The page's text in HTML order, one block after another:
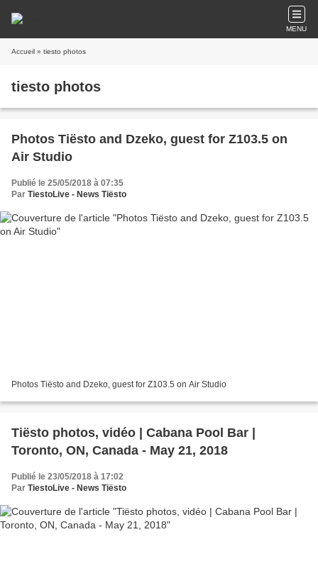
MENU
Accueil » tiesto photos
tiesto photos
Photos Tiësto and Dzeko, guest for Z103.5 on
Air Studio
Publié le 25/05/2018 à 07:35
Par TiestoLive - News Tiësto
Photos Tiësto and Dzeko, guest for Z103.5 on Air Studio
Tiësto photos, vidéo | Cabana Pool Bar |
Toronto, ON, Canada - May 21, 2018
Publié le 23/05/2018 à 17:02
Par TiestoLive - News Tiësto